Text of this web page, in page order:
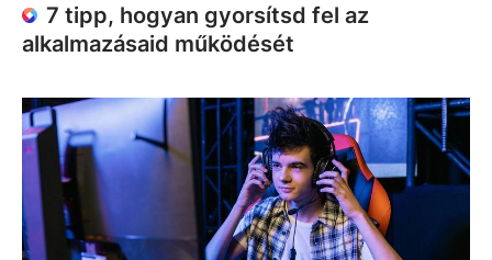
7 tipp, hogyan gyorsítsd fel az
alkalmazásaid működését